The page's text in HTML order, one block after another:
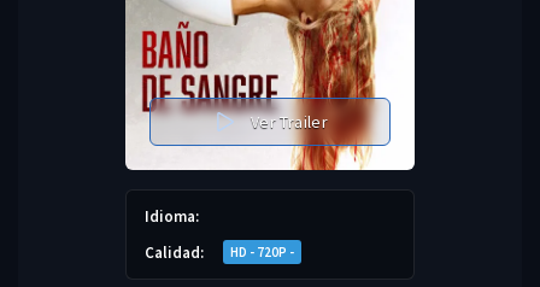
Ver Trailer
Idioma:
Calidad:
HD - 720P -